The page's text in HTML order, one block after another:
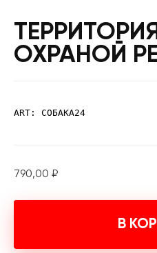
ОХРАНОЙ
ART: СОБАКА24
790,00 ₽
В